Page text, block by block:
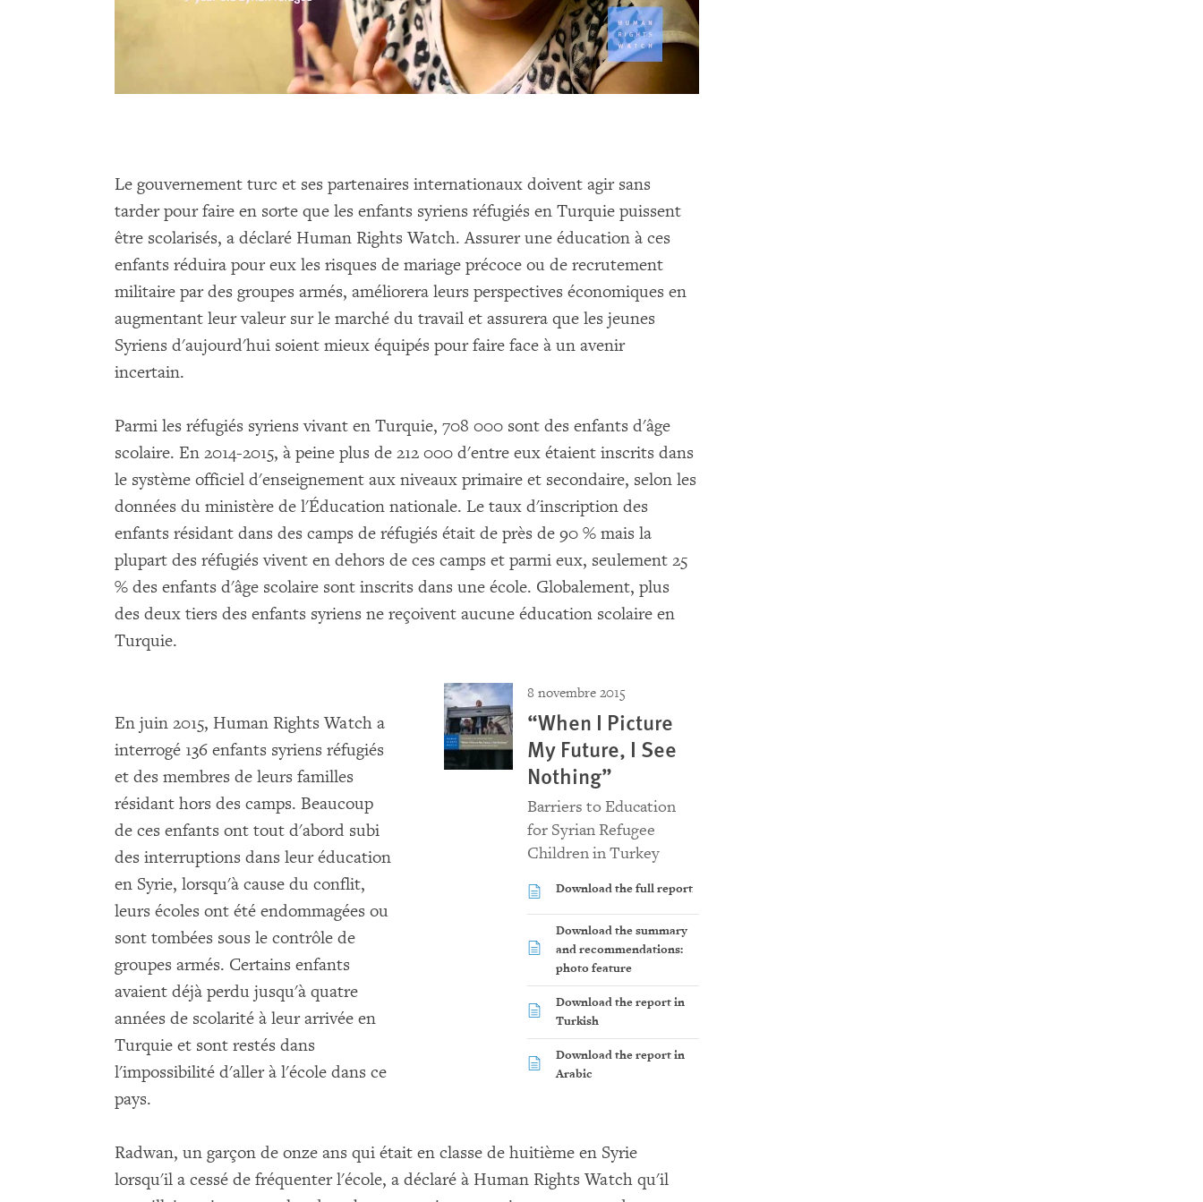
Le gouvernement turc et ses partenaires internationaux doivent agir sans
tarder pour faire en sorte que les enfants syriens réfugiés en Turquie puissent
être scolarisés, a déclaré Human Rights Watch. Assurer une éducation à ces
enfants réduira pour eux les risques de mariage précoce ou de recrutement
militaire par des groupes armés, améliorera leurs perspectives économiques en
augmentant leur valeur sur le marché du travail et assurera que les jeunes
Syriens d'aujourd'hui soient mieux équipés pour faire face à un avenir
incertain.
Parmi les réfugiés syriens vivant en Turquie, 708 000 sont des enfants d'âge
scolaire. En 2014-2015, à peine plus de 212 000 d'entre eux étaient inscrits dans
le système officiel d'enseignement aux niveaux primaire et secondaire, selon les
données du ministère de l'Éducation nationale. Le taux d'inscription des
enfants résidant dans des camps de réfugiés était de près de 90 % mais la
plupart des réfugiés vivent en dehors de ces camps et parmi eux, seulement 25
% des enfants d'âge scolaire sont inscrits dans une école. Globalement, plus
des deux tiers des enfants syriens ne reçoivent aucune éducation scolaire en
Turquie.
8 novembre 2015
“When I Picture
My Future, I See
Nothing”
Barriers to Education
for Syrian Refugee
Children in Turkey
Download the full report
Download the summary
and recommendations:
photo feature
Download the report in
Turkish
Download the report in
Arabic
En juin 2015, Human Rights Watch a
interrogé 136 enfants syriens réfugiés
et des membres de leurs familles
résidant hors des camps. Beaucoup
de ces enfants ont tout d'abord subi
des interruptions dans leur éducation
en Syrie, lorsqu'à cause du conflit,
leurs écoles ont été endommagées ou
sont tombées sous le contrôle de
groupes armés. Certains enfants
avaient déjà perdu jusqu'à quatre
années de scolarité à leur arrivée en
Turquie et sont restés dans
l'impossibilité d'aller à l'école dans ce
pays.
Radwan, un garçon de onze ans qui était en classe de huitième en Syrie
lorsqu'il a cessé de fréquenter l'école, a déclaré à Human Rights Watch qu'il